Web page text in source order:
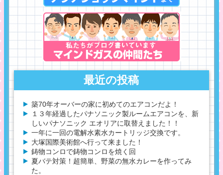
最近の投稿
築70年オーバーの家に初めてのエアコンだよ！
１３年経過したパナソニック製ルームエアコンを、新
しいパナソニック エオリアに取替えました！！
一年に一回の電解水素水カートリッジ交換です。
大塚国際美術館へ行って来ました！
鋳物コンロで鋳物コンロを焼く回
夏バテ対策！超簡単、野菜の無水カレーを作ってみ
た。